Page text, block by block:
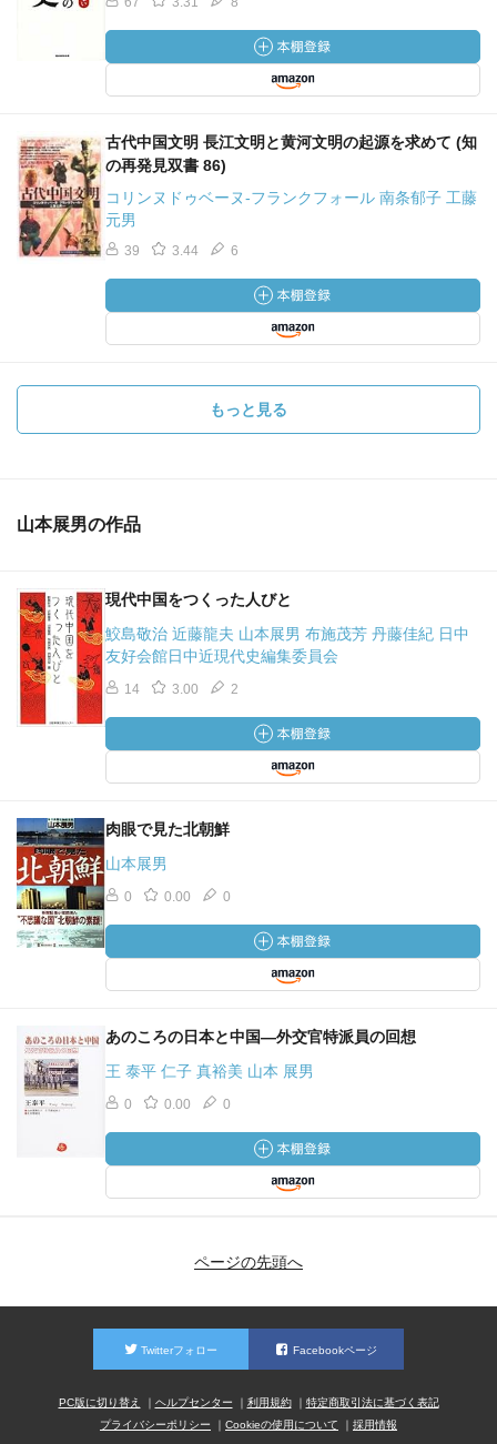
古代中国文明 長江文明と黄河文明の起源を求めて (知
の再発見双書 86)
コリンヌドゥベーヌ‐フランクフォール 南条郁子 工藤
元男
39 3.44 6
もっと見る
山本展男の作品
現代中国をつくった人びと
鮫島敬治 近藤龍夫 山本展男 布施茂芳 丹藤佳紀 日中
友好会館日中近現代史編集委員会
14 3.00 2
肉眼で見た北朝鮮
山本展男
0 0.00 0
あのころの日本と中国―外交官特派員の回想
王 泰平 仁子 真裕美 山本 展男
0 0.00 0
ページの先頭へ
Twitterフォロー Facebookページ
PC版に切り替え ヘルプセンター 利用規約
特定商取引法に基づく表記
プライバシーポリシー
Cookieの使用について 採用情報